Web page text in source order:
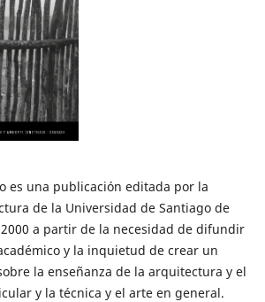
es una publicación editada por la
de la Universidad de Santiago de
a partir de la necesidad de difundir
y la inquietud de crear un
la enseñanza de la arquitectura y el
y la técnica y el arte en general.